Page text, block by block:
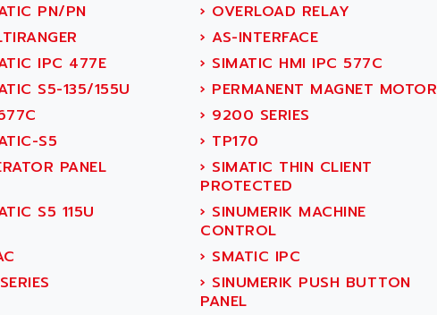
PN/PN › OVERLOAD RELAY
› AS-INTERFACE
IPC 477E › SIMATIC HMI IPC 577C
S5-135/155U › PERMANENT MAGNET MOTOR
› 9200 SERIES
S5 › TP170
PANEL › SIMATIC THIN CLIENT
PROTECTED
S5 115U › SINUMERIK MACHINE
CONTROL
› SMATIC IPC
› SINUMERIK PUSH BUTTON
PANEL